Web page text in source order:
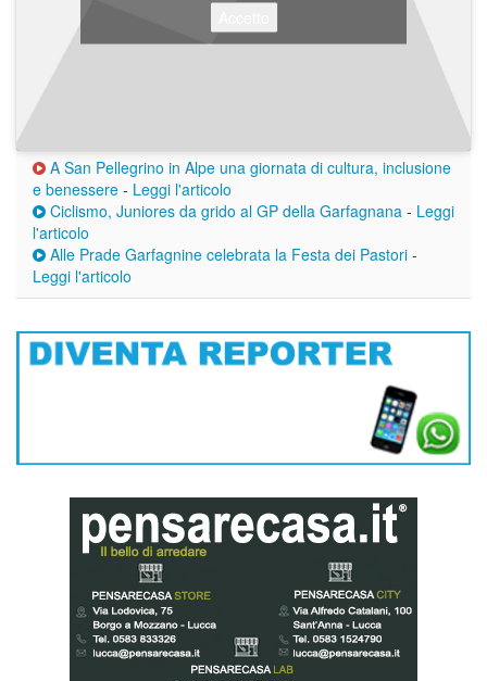
A San Pellegrino in Alpe una giornata di cultura, inclusione
e benessere - Leggi l'articolo
Ciclismo, Juniores da grido al GP della Garfagnana - Leggi
l'articolo
Alle Prade Garfagnine celebrata la Festa dei Pastori -
Leggi l'articolo